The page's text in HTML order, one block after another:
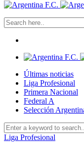
Últimas noticias
Liga Profesional
Primera Nacional
Federal A
Selección
Liga Profesional